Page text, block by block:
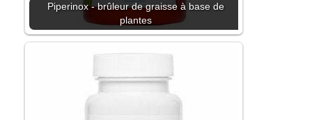
Piperinox - brûleur de graisse à base de
plantes